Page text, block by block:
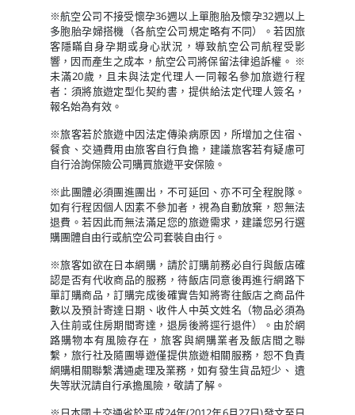
※航空公司不接受懷孕36週以上單胞胎及懷孕32週以上
多胞胎孕婦搭機（各航空公司規定略有不同）。若因旅
客隱瞞自身孕期或身心狀況，導致航空公司航程受影
響，因而產生之成本，航空公司將保留法律追訴權。 ※
未滿20歲，且未與法定代理人一同報名參加旅遊行程
者：須將旅遊定型化契約書，提供給法定代理人簽名，
報名始為有效。
※旅客若於旅遊中因法定傳染病原因，所增加之住宿、
餐食、交通費用由旅客自行負擔，建議旅客若有疑慮可
自行洽詢保險公司購買旅遊平安保險。
※此團體必須團進團出，不可延回、亦不可全程脫隊。
如有行程因個人因素不參加者，視為自動放棄，恕無法
退費。若因此而無法滿足您的旅遊需求，建議您另行選
購團體自由行或航空公司套裝自由行。
※旅客如欲在日本網購，請於訂購前務必自行與飯店確
認是否有代收商品的服務，待飯店同意後再進行網路下
單訂購商品，訂購完成後確實告知將寄往飯店之商品件
數以及預計寄達日期、收件人中英文姓名（物品必須為
入住前或住房期間寄達，退房後將逕行退件）。由於網
路購物本有風險存在，旅客與網購業者及飯店間之聯
繫，旅行社及隨團導遊僅提供旅遊相關服務，恕不負責
網購相關聯繫溝通處理及業務，如有發生貨品短少、 遺
失等狀況請自行承擔風險，敬請了解。